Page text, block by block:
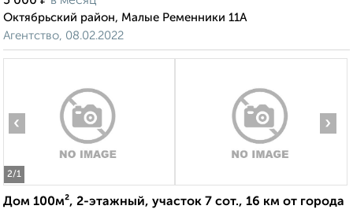
Октябрьский район, Малые Ременники 11А
Агентство, 08.02.2022
2/1
‹ ›
Дом 100м², 2-этажный, участок 7 сот., 16 км от города